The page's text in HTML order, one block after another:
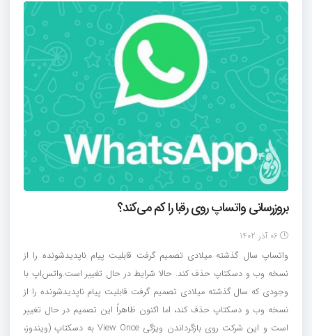
بروزرسانی واتساپ روی رقبا را کم می‌کند؟
06 آذر 1402
واتساپ سال گذشته میلادی تصمیم گرفت قابلیت پیام ناپدیدشونده را از
نسخه وب و دسکتاپ حذف کند. حالا شرایط در حال تغییر است.واتس‌اپ با
وجودی که سال گذشته میلادی تصمیم گرفت قابلیت پیام ناپدیدشونده را از
نسخه وب و دسکتاپ حذف کند، اما اکنون ظاهراً این تصمیم در حال تغییر
است و این شرکت روی بازگرداندن ویژگی View Once به دسکتاپ (ویندوز،